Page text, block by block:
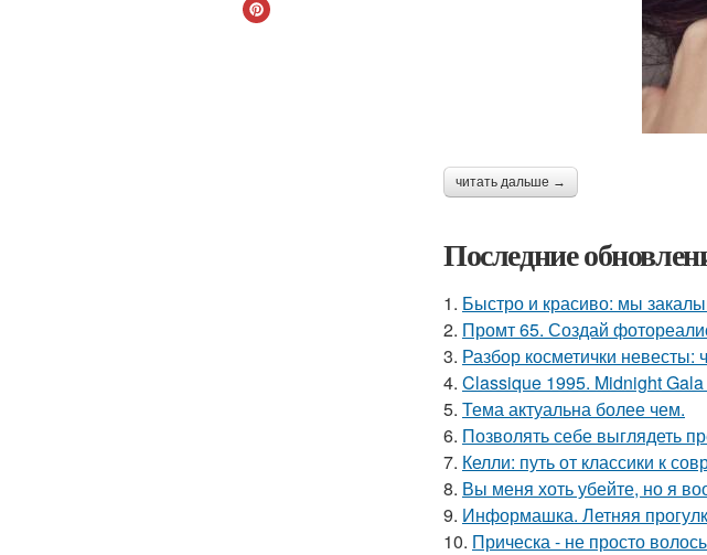
читать дальше →
Последние
1. Быстро и красиво: мы
2. Промт 65. Создай
3. Разбор косметички невесты:
4. Classique 1995. Midnight
5. Тема актуальна более чем.
6. Позволять себе выглядеть
7. Келли: путь от классики к
8. Вы меня хоть убейте, но я
9. Информашка. Летняя
10. Прическа - не просто